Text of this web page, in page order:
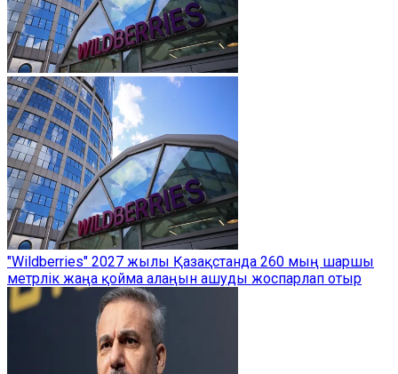
"Wildberries" 2027 жылы Қазақстанда 260 мың шаршы
метрлік жаңа қойма алаңын ашуды жоспарлап отыр